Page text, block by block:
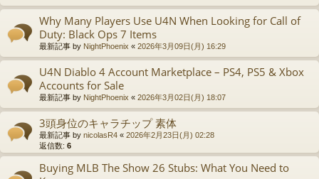
Why Many Players Use U4N When Looking for Call of
Duty: Black Ops 7 Items
最新記事 by NightPhoenix « 2026年3月09日(月) 16:29
U4N Diablo 4 Account Marketplace – PS4, PS5 & Xbox
Accounts for Sale
最新記事 by NightPhoenix « 2026年3月02日(月) 18:07
3頭身位のキャラチップ 素体
最新記事 by nicolasR4 « 2026年2月23日(月) 02:28
返信数: 6
Buying MLB The Show 26 Stubs: What You Need to